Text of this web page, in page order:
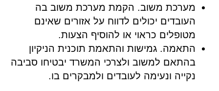
מערכת משוב. הקמת מערכת משוב בה
העובדים יכולים לדווח על אזורים שאינם
מטופלים כראוי או להוסיף הצעות.
התאמה. גמישות והתאמת תוכנית הניקיון
בהתאם למשוב ולצרכי המשרד יבטיחו סביבה
נקייה ונעימה לעובדים ולמבקרים בו.